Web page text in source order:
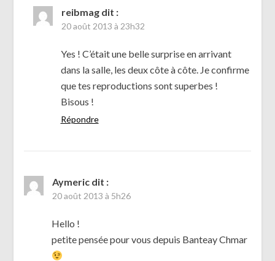
reibmag dit :
20 août 2013 à 23h32
Yes ! C’était une belle surprise en arrivant
dans la salle, les deux côte à côte. Je confirme
que tes reproductions sont superbes !
Bisous !
Répondre
Aymeric dit :
20 août 2013 à 5h26
Hello !
petite pensée pour vous depuis Banteay Chmar